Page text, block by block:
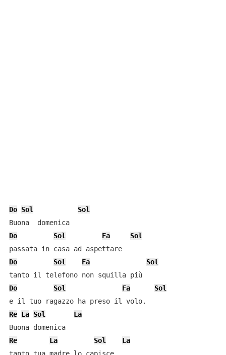
Do Sol
Sol
Buona  domenica
Do
Sol Fa
Sol
passata in casa ad aspettare
Do
Sol Fa
Sol
tanto il telefono non squilla più
Do
Sol Fa
Sol
Re La Sol
La
Buona domenica
Re
La Sol
La